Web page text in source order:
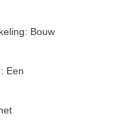
Bouw
Een